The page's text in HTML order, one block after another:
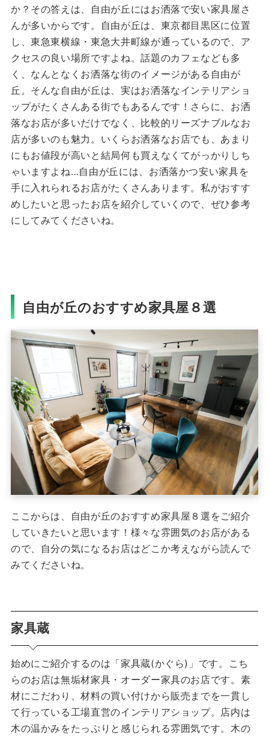
か？その答えは、自由が丘にはお洒落で安い家具屋さ
んが多いからです。自由が丘は、東京都目黒区に位置
し、東急東横線・東急大井町線が通っているので、ア
クセスの良い場所ですよね。話題のカフェなども多
く、なんとなくお洒落な街のイメージがある自由が
丘。そんな自由が丘は、実はお洒落なインテリアショ
ップがたくさんある街でもあるんです！さらに、お洒
落なお店が多いだけでなく、比較的リーズナブルなお
店が多いのも魅力。いくらお洒落なお店でも、あまり
にもお値段が高いと結局何も買えなくてがっかりしち
ゃいますよね…自由が丘には、お洒落かつ安い家具を
手に入れられるお店がたくさんあります。私がおすす
めしたいと思ったお店を紹介していくので、ぜひ参考
にしてみてくださいね。
自由が丘のおすすめ家具屋８選
ここからは、自由が丘のおすすめ家具屋８選をご紹介
していきたいと思います！様々な雰囲気のお店がある
ので、自分の気になるお店はどこか考えながら読んで
みてくださいね。
家具蔵
始めにご紹介するのは「家具蔵(かぐら)」です。こち
らのお店は無垢材家具・オーダー家具のお店です。素
材にこだわり、材料の買い付けから販売までを一貫し
て行っている工場直営のインテリアショップ。店内は
木の温かみをたっぷりと感じられる雰囲気です。木の